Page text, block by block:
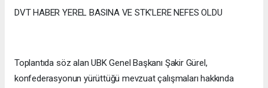
DVT HABER YEREL BASINA VE STK’LERE NEFES OLDU
Toplantıda söz alan UBK Genel Başkanı Şakir Gürel,
konfederasyonun yürüttüğü mevzuat çalışmaları hakkında